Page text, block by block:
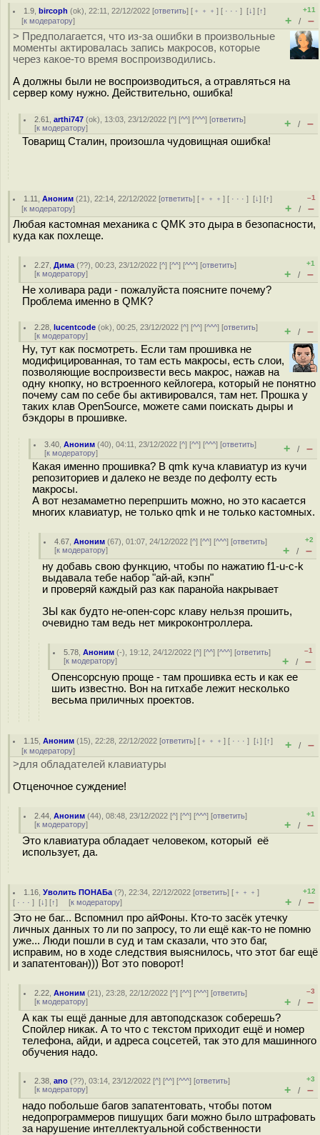
1.9 ,bircoph (ok), 22:11, 22/12/2022 [ответить] [ ﹢﹢﹢] [ · · ·][↓] [↑]
[к модератору]
+11
+ / –
> Предполагается, что из-за ошибки в произвольные
моменты актировалась запись макросов, которые
через какое-то время воспроизводились.
А должны были не воспроизводиться, а отравляться на
сервер кому нужно. Действительно, ошибка!
2.61 ,arthi747 (ok), 13:03, 23/12/2022 [^] [^^] [^^^] [ответить]
[к модератору] + / –
Товарищ Сталин, произошла чудовищная ошибка!
1.11 ,Аноним (21), 22:14, 22/12/2022 [ответить] [ ﹢﹢﹢] [ · · ·][↓] [↑]
[к модератору]
–1
+ / –
Любая кастомная механика с QMK это дыра в безопасности,
куда как похлеще.
2.27 ,Дима (??), 00:23, 23/12/2022 [^] [^^] [^^^] [ответить]
[к модератору]
+1
+ / –
Не холивара ради - пожалуйста поясните почему?
Проблема именно в QMK?
2.28 ,lucentcode (ok), 00:25, 23/12/2022 [^] [^^] [^^^] [ответить]
[к модератору] + / –
Ну, тут как посмотреть. Если там прошивка не
модифицированная, то там есть макросы, есть слои,
позволяющие воспроизвести весь макрос, нажав на
одну кнопку, но встроенного кейлогера, который не понятно
почему сам по себе бы активировался, там нет. Прошка у
таких клав OpenSource, можете сами поискать дыры и
бэкдоры в прошивке.
3.40 ,Аноним (40), 04:11, 23/12/2022 [^] [^^] [^^^] [ответить]
[к модератору] + / –
Какая именно прошивка? В qmk куча клавиатур из кучи
репозиториев и далеко не везде по дефолту есть
макросы.
А вот незамаметно перепршить можно, но это касается
многих клавиатур, не только qmk и не только кастомных.
4.67 ,Аноним (67), 01:07, 24/12/2022 [^] [^^] [^^^] [ответить]
[к модератору]
+2
+ / –
ну добавь свою функцию, чтобы по нажатию f1-u-c-k
выдавала тебе набор "ай-ай, кэпн"
и проверяй каждый раз как паранойа накрывает
ЗЫ как будто не-опен-сорс клаву нельзя прошить,
очевидно там ведь нет микроконтроллера.
5.78 ,Аноним (-), 19:12, 24/12/2022 [^] [^^] [^^^] [ответить]
[к модератору]
–1
+ / –
Опенсорсную проще - там прошивка есть и как ее
шить известно. Вон на гитхабе лежит несколько
весьма приличных проектов.
1.15 ,Аноним (15), 22:28, 22/12/2022 [ответить] [ ﹢﹢﹢] [ · · ·][↓] [↑]
[к модератору] + / –
>для обладателей клавиатуры
Отценочное суждение!
2.44 ,Аноним (44), 08:48, 23/12/2022 [^] [^^] [^^^] [ответить]
[к модератору]
+1
+ / –
Это клавиатура обладает человеком, который её
использует, да.
1.16 ,Уволить ПОНАБа (?), 22:34, 22/12/2022 [ответить] [ ﹢﹢﹢]
[ · · · ] [↓] [↑] [к модератору]
+12
+ / –
Это не баг... Вспомнил про айФоны. Кто-то засёк утечку
личных данных то ли по запросу, то ли ещё как-то не помню
уже... Люди пошли в суд и там сказали, что это баг,
исправим, но в ходе следствия выяснилось, что этот баг ещё
и запатентован))) Вот это поворот!
2.22 ,Аноним (21), 23:28, 22/12/2022 [^] [^^] [^^^] [ответить]
[к модератору]
–3
+ / –
А как ты ещё данные для автоподсказок соберешь?
Спойлер никак. А то что с текстом приходит ещё и номер
телефона, айди, и адреса соцсетей, так это для машинного
обучения надо.
2.38 ,ano (??), 03:14, 23/12/2022 [^] [^^] [^^^] [ответить]
[к модератору]
+3
+ / –
надо побольше багов запатентовать, чтобы потом
недопрограммеров пишущих баги можно было штрафовать
за нарушение интеллектуальной собственности